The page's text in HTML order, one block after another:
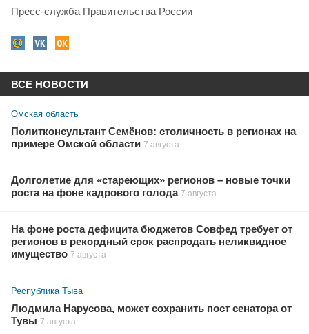
Пресс-служба Правительства России
ВСЕ НОВОСТИ
Омская область
Политконсультант Семёнов: столичность в регионах на
примере Омской области 7 августа
Долголетие для «стареющих» регионов – новые точки
роста на фоне кадрового голода 7 августа
На фоне роста дефицита бюджетов Совфед требует от
регионов в рекордный срок распродать неликвидное
имущество 7 августа
Республика Тыва
Людмила Нарусова, может сохранить пост сенатора от
Тувы 7 августа